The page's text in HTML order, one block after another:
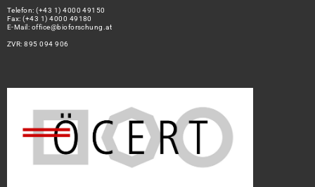
Telefon:(+43 1) 4000 49150
Fax: (+43 1) 4000 49180
E-Mail: office@bioforschung.at
ZVR: 895 094 906